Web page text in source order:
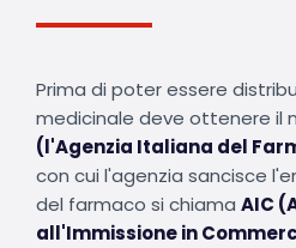
Prima di poter essere
medicinale deve ottenere il
(l'Agenzia Italiana del
con cui l'agenzia sancisce
del farmaco si chiama AIC
all'Immissione in